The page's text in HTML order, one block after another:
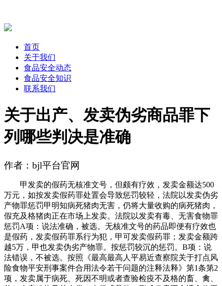
首页
关于我们
食品安全动态
食品安全知识
联系我们
关于出产、发卖伪劣商品罪下
列哪些判决是准确
作者：bjl平台官网
甲发卖的假药无核准文号，但颇有疗效，发卖金额达500
万元，如按发卖假药罪处置会导致惩罚较轻，法院以发卖伪劣
产物罪惩罚甲明知病死猪肉无害，仍将大量收购的病死猪肉，
假充及格猪肉正在市场上发卖。法院以发卖有毒、无害食物罪
惩罚A项：说法准确，被选。无核准文号的药品即便有疗效也
是假药，发卖假药罪系行为犯，甲可发卖假药罪；发卖金额跨
越5万，甲也发卖伪劣产物罪。按惩罚较沉的惩罚。B项：说
法错误，不被选。按照《最高最高人平易近查察院关于打点风
险食物平安刑事案件合用法令若干问题的注释法释》第1条第2
项，发卖属于病死、死因不明或者查验检疫不及格的畜、禽、